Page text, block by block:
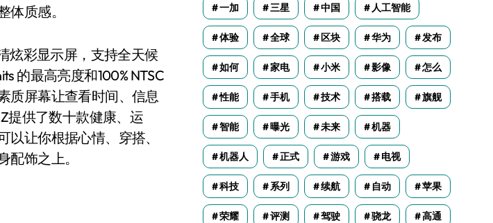
质感。
炫彩显示屏，支持全天候
的最高亮度和100% NTSC
质屏幕让查看时间、信息
提供了数十款健康、运
让你根据心情、穿搭、
饰之上。
一加 三星 中国 人工智能
体验 全球 区块 华为 发布
如何 家电 小米 影像 怎么
性能 手机 技术 搭载 旗舰
智能 曝光 未来 机器
机器人 正式 游戏 电视
科技 系列 续航 自动 苹果
荣耀 评测 驾驶 骁龙 高通